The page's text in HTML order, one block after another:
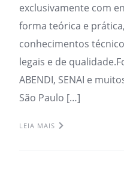
exclusivamente com
forma teórica e
conhecimentos
legais e de
ABENDI, SENAI e
São Paulo […]
LEIA MAIS